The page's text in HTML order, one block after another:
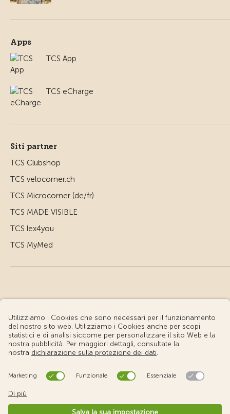
Apps
TCS App
TCS eCharge
Siti partner
TCS Clubshop
TCS velocorner.ch
TCS Microcorner (de/fr)
TCS MADE VISIBLE
TCS lex4you
TCS MyMed
© Touring Club Svizzero
Condizioni d'uso – Informazioni giuridiche
Impostazione cookie